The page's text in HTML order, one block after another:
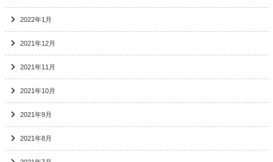
2022年1月
2021年12月
2021年11月
2021年10月
2021年9月
2021年8月